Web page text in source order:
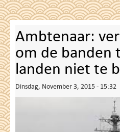
Ambtenaar:
om de banden
landen niet te
Dinsdag, November 3, 2015 - 15:32